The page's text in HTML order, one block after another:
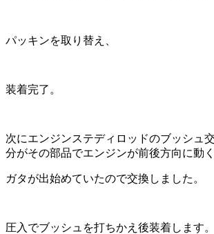
パッキンを取り替え、
装着完了。
次にエンジンステディロッドのブッシュ
分がその部品でエンジンが前後方向に動
ガタが出始めていたので交換しました。
圧入でブッシュを打ちかえ後装着します。